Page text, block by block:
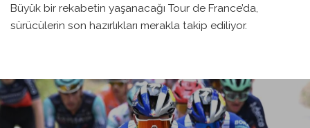
Büyük bir rekabetin yaşanacağı Tour de France’da,
sürücülerin son hazırlıkları merakla takip ediliyor.